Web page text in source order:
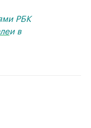
РБК
и в